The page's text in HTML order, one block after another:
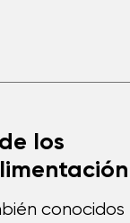
los
conocidos